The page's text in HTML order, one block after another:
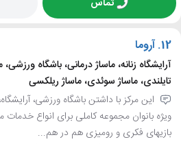
12. آروما
آرایشگاه زنانه، ماساژ درمانی، باشگاه ورزشی،
تایلندی، ماساژ سوئدی، ماساژ ریلکسی
این مرکز با داشتن باشگاه ورزشی،
ویژه بانوان مجموعه کاملی برای انواع
بازیهای فکری و رومیزی هم در هم...